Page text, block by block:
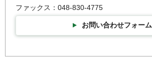
ファックス：048-830-4775
お問い合わせフォーム